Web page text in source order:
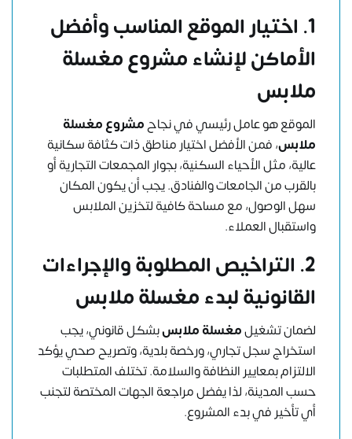
1. اختيار الموقع المناسب وأفضل
الأماكن لإنشاء مشروع مغسلة
ملابس
الموقع هو عامل رئيسي في نجاحمشروع مغسلة
ملابس، فمن الأفضل اختيار مناطق ذات كثافة سكانية
عالية، مثل الأحياء السكنية، بجوار المجمعات التجارية أو
بالقرب من الجامعات والفنادق. يجب أن يكون المكان
سهل الوصول، مع مساحة كافية لتخزين الملابس
واستقبال العملاء.
2. التراخيص المطلوبة والإجراءات
القانونية لبدء مغسلة ملابس
لضمان تشغيلمغسلة ملابسبشكل قانوني، يجب
استخراج سجل تجاري، ورخصة بلدية، وتصريح صحي يؤكد
الالتزام بمعايير النظافة والسلامة. تختلف المتطلبات
حسب المدينة، لذا يفضل مراجعة الجهات المختصة لتجنب
أي تأخير في بدء المشروع.